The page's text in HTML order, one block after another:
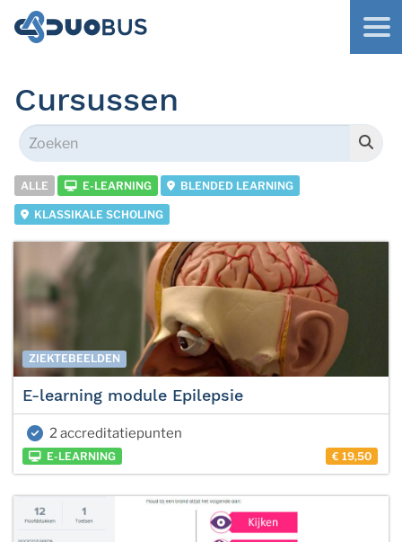
Cursussen
ALLE E-LEARNING BLENDED LEARNING
KLASSIKALE SCHOLING
ZIEKTEBEELDEN
E-learning module Epilepsie
2 accreditatiepunten
E-LEARNING € 19,50